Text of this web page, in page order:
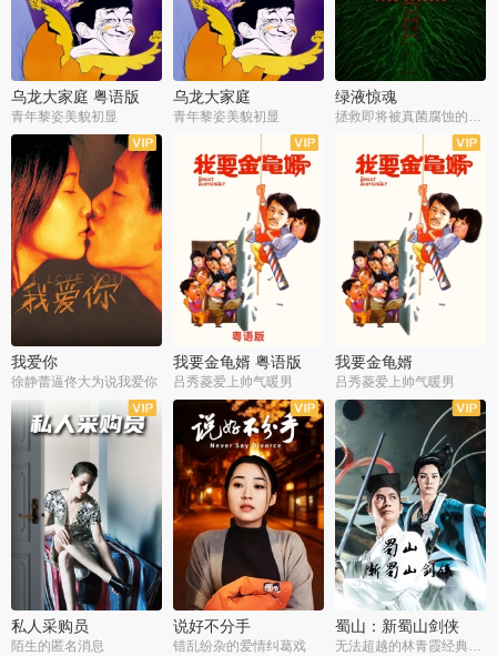
乌龙大家庭 粤语版
青年黎姿美貌初显
乌龙大家庭
青年黎姿美貌初显
绿液惊魂
拯救即将被真菌腐蚀的世界
我爱你
徐静蕾逼佟大为说我爱你
我要金龟婿 粤语版
吕秀菱爱上帅气暖男
我要金龟婿
吕秀菱爱上帅气暖男
私人采购员
陌生的匿名消息
说好不分手
错乱纷杂的爱情纠葛戏
蜀山：新蜀山剑侠
无法超越的林青霞经典角色